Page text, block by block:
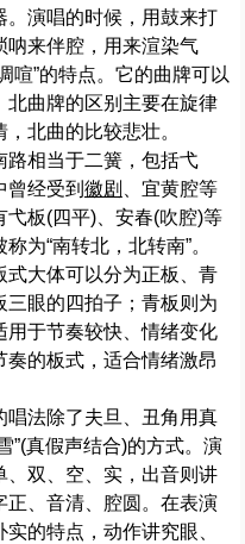
。演唱的时候，用鼓来打
呐来伴腔，用来渲染气
喧”的特点。它的曲牌可以
北曲牌的区别主要在旋律
北曲的比较悲壮。
路相当于二簧，包括弋
经受到 徽剧 、宜黄腔等
板(四平)、安春(吹腔)等
为“南转北，北转南”。
式大体可以分为正板、青
眼的四拍子；青板则为
用于节奏较快、情绪变化
的板式，适合情绪激昂
唱法除了夫旦、丑角用真
”(真假声结合)的方式。演
、双、空、实，出音则讲
正、音清、腔圆。在表演
的特点，动作讲究眼、